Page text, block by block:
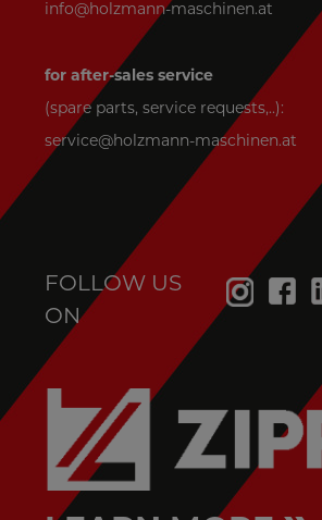
info@holzmann-maschinen.at
for after-sales service
(spare parts, service requests,..):
service@holzmann-maschinen.at
FOLLOW US
ON